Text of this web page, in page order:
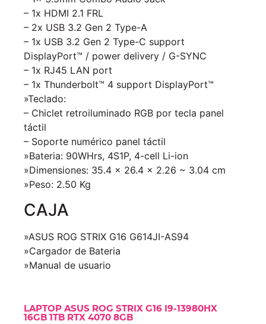
– 1x HDMI 2.1 FRL
– 2x USB 3.2 Gen 2 Type-A
– 1x USB 3.2 Gen 2 Type-C support
DisplayPort™ / power delivery / G-SYNC
– 1x RJ45 LAN port
– 1x Thunderbolt™ 4 support DisplayPort™
»Teclado:
– Chiclet retroiluminado RGB por tecla panel
táctil
– Soporte numérico panel táctil
»Bateria: 90WHrs, 4S1P, 4-cell Li-ion
»Dimensiones: 35.4 x 26.4 x 2.26 ~ 3.04 cm
»Peso: 2.50 Kg
CAJA
»ASUS ROG STRIX G16 G614JI-AS94
»Cargador de Bateria
»Manual de usuario
LAPTOP ASUS ROG STRIX G16 I9-13980HX
16GB 1TB RTX 4070 8GB